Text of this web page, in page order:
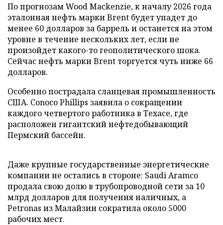
По прогнозам Wood Mackenzie, к началу 2026 года
эталонная нефть марки Brent будет упадет до
менее 60 долларов за баррель и останется на этом
уровне в течение нескольких лет, если не
произойдет какого-то геополитического шока.
Сейчас нефть марки Brent торгуется чуть ниже 66
долларов.
Особенно пострадала сланцевая промышленность
США. Conoco Phillips заявила о сокращении
каждого четвертого работника в Техасе, где
расположен гигантский нефтедобывающий
Пермский бассейн.
Даже крупные государственные энергетические
компании не остались в стороне: Saudi Aramco
продала свою долю в трубопроводной сети за 10
млрд долларов для получения наличных, а
Petronas из Малайзии сократила около 5000
рабочих мест.